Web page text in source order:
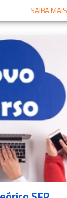
SAIBA MAIS